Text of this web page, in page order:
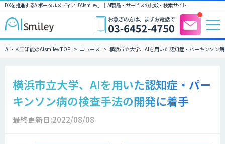
DXを推進するAIポータルメディア「AIsmiley」｜ AI製品・サービスの比較・検索サイト
AI・人工知能のAIsmiley TOP ニュース 横浜市立大学、AIを用いた認知症・パーキンソン
横浜市立大学、AIを用いた認知症・パー
キンソン病の検査手法の開発に着手
最終更新日:2022/08/08